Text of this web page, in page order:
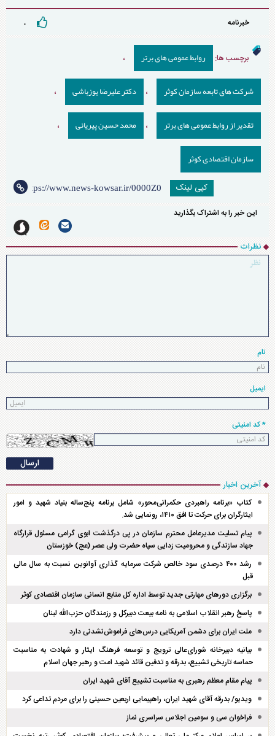
خبرنامه ۰
برچسب ها: روابط عمومی های برتر ،
شرکت های تابعه سازمان کوثر ، دکتر علیرضا یوزباشی ،
تقدیر از روابط عمومی های برتر ، محمد حسین پیریائی ،
سازمان اقتصادی کوثر
کپی لینک
این خبر را به اشتراک بگذارید
نظرات
نام
ایمیل
* کد امنیتی
آخرین اخبار
کتاب «برنامه راهبردی حکمرانی‌محور» شامل برنامه پنج‌ساله بنیاد شهید و امور
ایثارگران برای حرکت تا افق ۱۴۱۰، رونمایی شد.
پیام تسلیت مدیرعامل محترم سازمان در پی درگذشت ابوی گرامی مسئول قرارگاه
جهاد سازندگی و محرومیت زدایی سپاه حضرت ولی عصر (عج) خوزستان
رشد ۴۰۰ درصدی سود خالص شرکت سرمایه گذاری آوانوین نسبت به سال مالی
قبل
برگزاری دور‌های مهارتی جدید توسط اداره کل منابع انسانی سازمان اقتصادی کوثر
پاسخ رهبر انقلاب اسلامی به نامه بیعت دبیرکل و رزمندگان حزب‌الله لبنان
ملت ایران برای دشمن آمریکایی درس‌های فراموش‌نشدنی دارد
بیانیه دبیرخانه شورای‌عالی ترویج و توسعه فرهنگ ایثار و شهادت به مناسبت
حماسه تاریخی تشییع، بدرقه و تدفین قائد شهید امت و رهبر جهان اسلام
پیام مقام معظم رهبری به مناسبت تشییع آقای شهید ایران
ویدیو/ بدرقه آقای شهید ایران، راهپیمایی اربعین حسینی را برای مردم تداعی کرد
فراخوان سی و سومین اجلاس سراسری نماز